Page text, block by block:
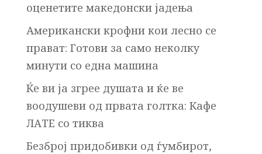
оценетите македонски јадења
Американски крофни кои лесно се
прават: Готови за само неколку
минути со една машина
Ќе ви ја згрее душата и ќе ве
воодушеви од првата голтка: Кафе
ЛАТЕ со тиква
Безброј придобивки од ѓумбирот,